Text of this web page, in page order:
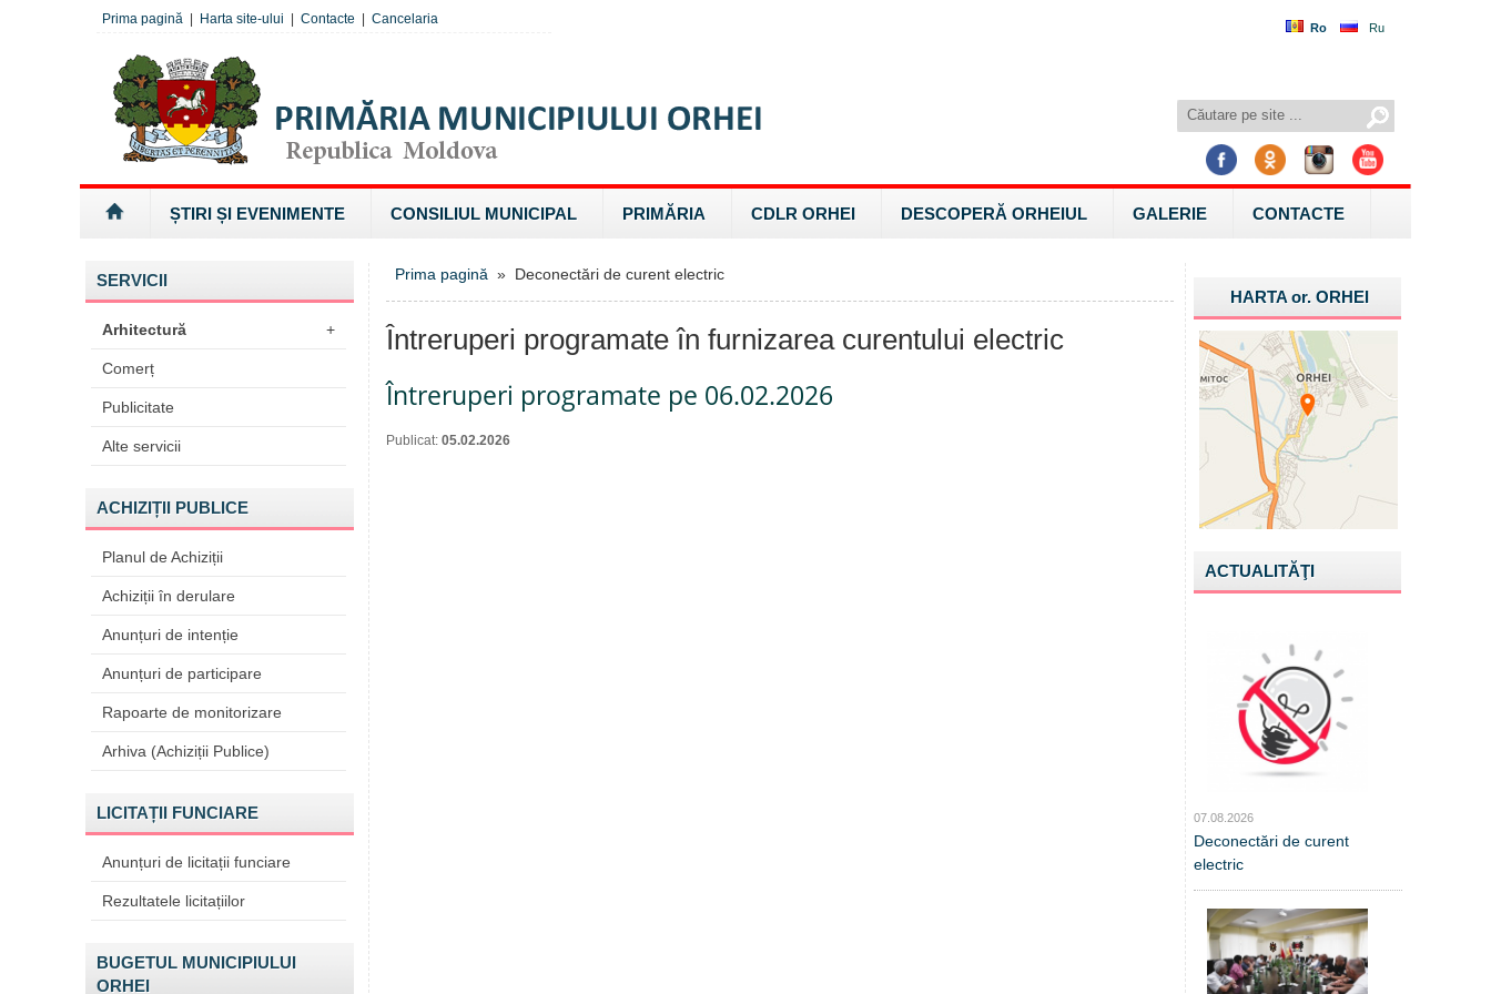
Ro Ru
Prima pagină Harta site-ului Contacte Cancelaria
ȘTIRI ȘI EVENIMENTE CONSILIUL MUNICIPAL PRIMĂRIA CDLR ORHEI DESCOPERĂ ORHEIUL GALERIE CONTACTE
SERVICII
Arhitectură +
Comerț
Publicitate
Alte servicii
ACHIZIȚII PUBLICE
Planul de Achiziții
Achiziții în derulare
Anunțuri de intenție
Anunțuri de participare
Rapoarte de monitorizare
Arhiva (Achiziții Publice)
LICITAȚII FUNCIARE
Anunțuri de licitații funciare
Rezultatele licitațiilor
BUGETUL MUNICIPIULUI
ORHEI
Prima pagină » Deconectări de curent electric
Întreruperi programate în furnizarea curentului electric
Întreruperi programate pe 06.02.2026
Publicat: 05.02.2026
HARTA or.ORHEI
ACTUALITĂŢI
07.08.2026
Deconectări de curent
electric